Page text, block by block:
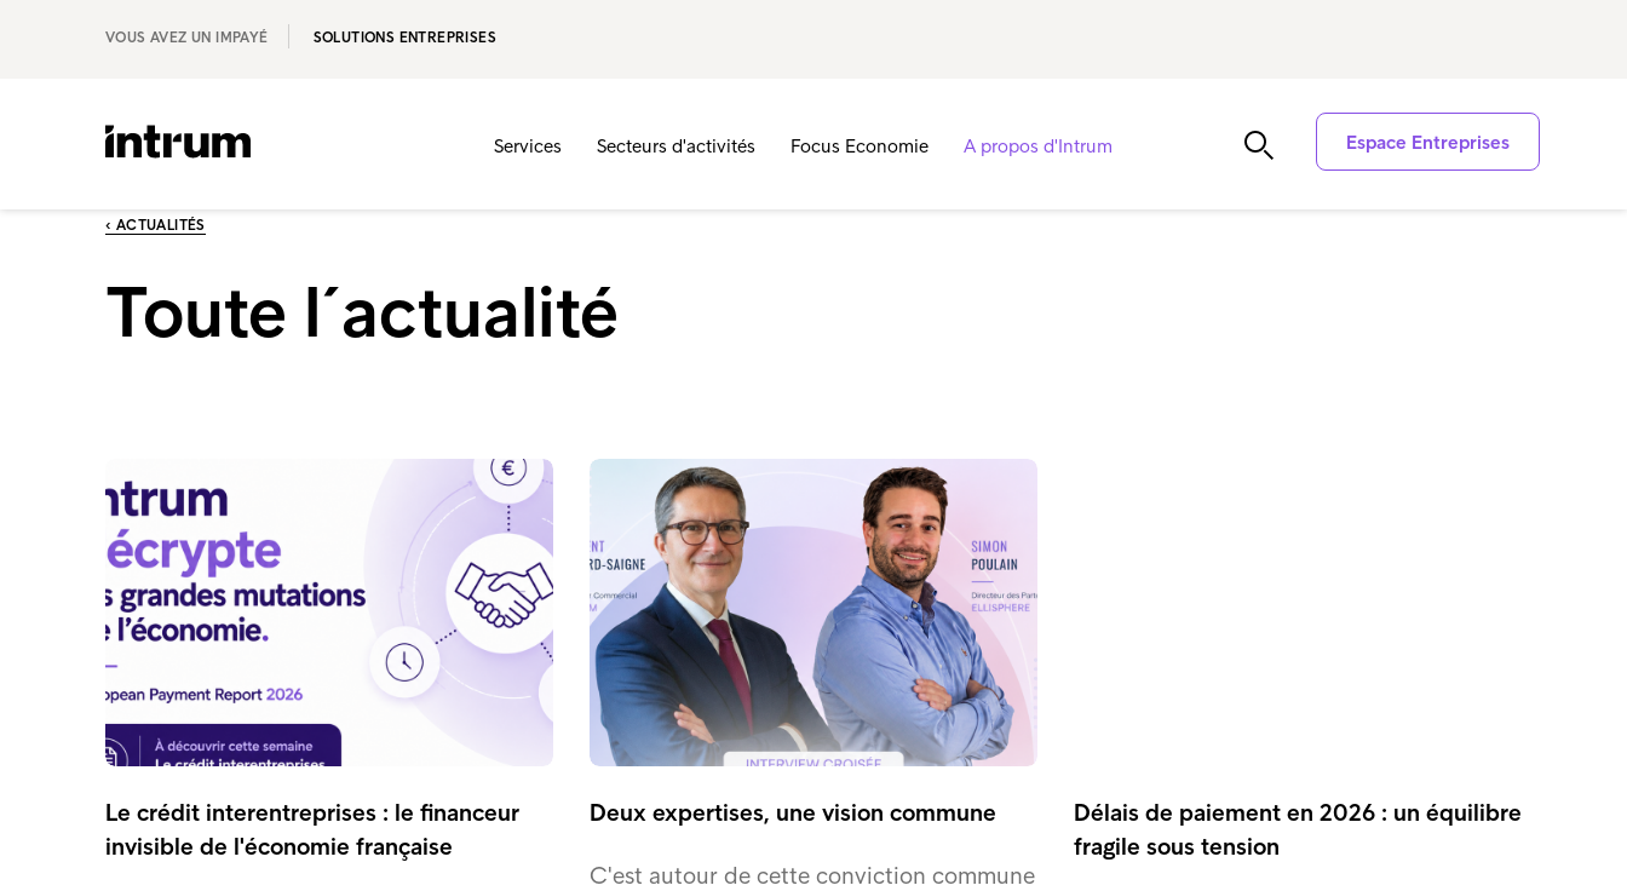
VOUS AVEZ UN IMPAYÉ SOLUTIONS ENTREPRISES
Services Secteurs d'activités Focus Economie A propos d'Intrum Espace Entreprises
‹ ACTUALITÉS
Toute l´actualité
Le crédit interentreprises : le financeur
invisible de l'économie française
Deux expertises, une vision commune
C'est autour de cette conviction commune
Délais de paiement en 2026 : un équilibre
fragile sous tension